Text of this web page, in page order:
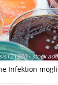
-
Infektion